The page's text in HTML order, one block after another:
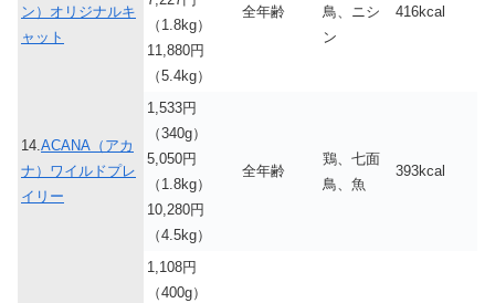
ン）オリジナルキ
ャット
（1.8kg）
11,880円
（5.4kg）
全年齢
鳥、ニシ
ン
416kcal
14.ACANA（アカ
ナ）ワイルドプレ
イリー
1,533円
（340g）
5,050円
（1.8kg）
10,280円
（4.5kg）
全年齢
鶏、七面
鳥、魚
393kcal
1,108円
（400g）